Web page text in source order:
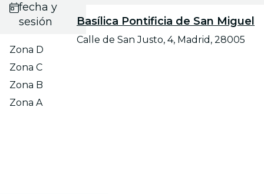
fecha y
sesión
Zona D
Zona C
Zona B
Zona A
Basílica Pontificia de San Miguel
Calle de San Justo, 4, Madrid, 28005